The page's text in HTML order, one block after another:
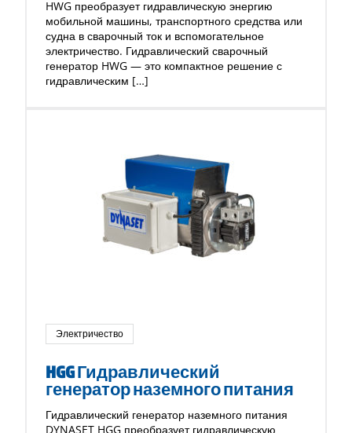
HWG преобразует гидравлическую энергию
мобильной машины, транспортного средства или
судна в сварочный ток и вспомогательное
электричество. Гидравлический сварочный
генератор HWG — это компактное решение с
гидравлическим […]
Электричество
HGG Гидравлический
генератор наземного питания
Гидравлический генератор наземного питания
DYNASET HGG преобразует гидравлическую